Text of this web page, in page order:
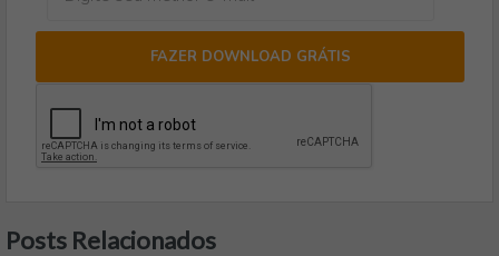
FAZER DOWNLOAD GRÁTIS
Posts Relacionados